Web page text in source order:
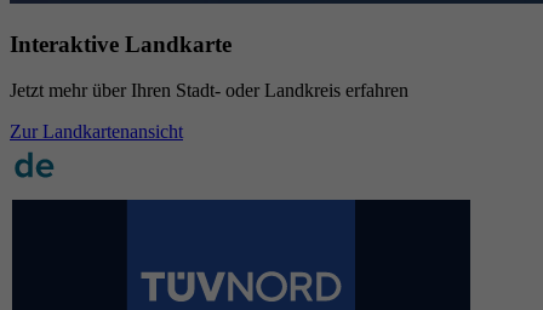
Interaktive Landkarte
Jetzt mehr über Ihren Stadt- oder Landkreis erfahren
Zur Landkartenansicht